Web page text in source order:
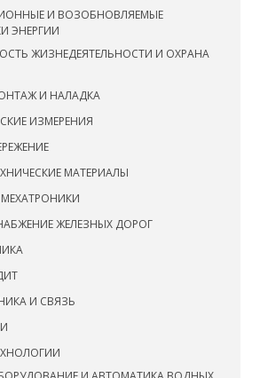
И ВОЗОБНОВЛЯЕМЫЕ
ЭНЕРГИИ
ЖИЗНЕДЕЯТЕЛЬНОСТИ И ОХРАНА
И НАЛАДКА
ИЗМЕРЕНИЯ
МАТЕРИАЛЫ
ЖЕЛЕЗНЫХ ДОРОГ
И СВЯЗЬ